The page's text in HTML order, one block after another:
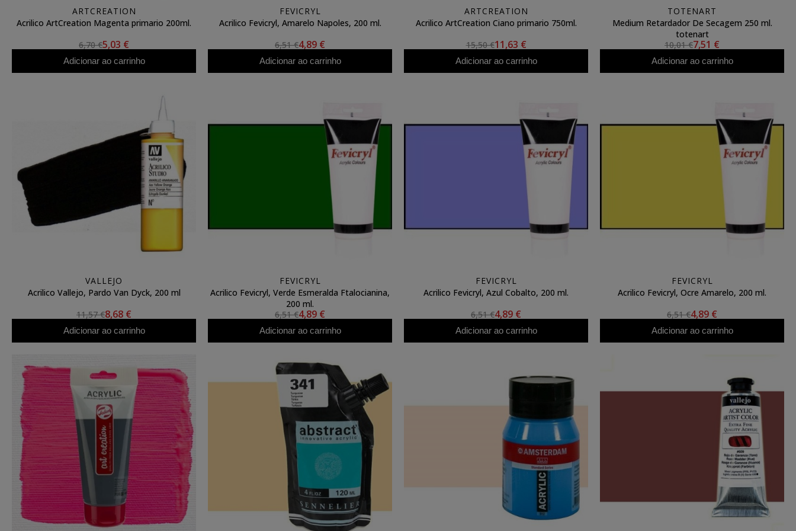
ARTCREATION
Acrilico ArtCreation Magenta primario 200ml.
6,70 €5,03 €
Adicionar ao carrinho
FEVICRYL
Acrilico Fevicryl, Amarelo Napoles, 200 ml.
6,51 €4,89 €
Adicionar ao carrinho
ARTCREATION
Acrilico ArtCreation Ciano primario 750ml.
15,50 €11,63 €
Adicionar ao carrinho
TOTENART
Medium Retardador De Secagem 250 ml.
totenart
10,01 €7,51 €
Adicionar ao carrinho
VALLEJO
Acrilico Vallejo, Pardo Van Dyck, 200 ml
11,57 €8,68 €
Adicionar ao carrinho
FEVICRYL
Acrilico Fevicryl, Verde Esmeralda Ftalocianina,
200 ml.
6,51 €4,89 €
Adicionar ao carrinho
FEVICRYL
Acrilico Fevicryl, Azul Cobalto, 200 ml.
6,51 €4,89 €
Adicionar ao carrinho
FEVICRYL
Acrilico Fevicryl, Ocre Amarelo, 200 ml.
6,51 €4,89 €
Adicionar ao carrinho